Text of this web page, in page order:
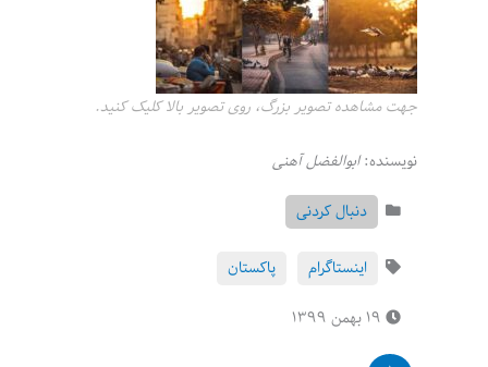
جهت مشاهده تصویر بزرگ، روی تصویر بالا کلیک کنید.
نویسنده:ابوالفضل آهنی
دنبال کردنی
اینستاگرام
پاکستان